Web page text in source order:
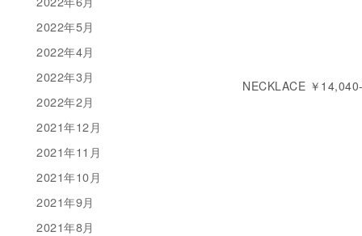
NECKLACE ￥
2022年5月
2022年4月
2022年3月
2022年2月
2021年12月
2021年11月
2021年10月
2021年9月
2021年8月